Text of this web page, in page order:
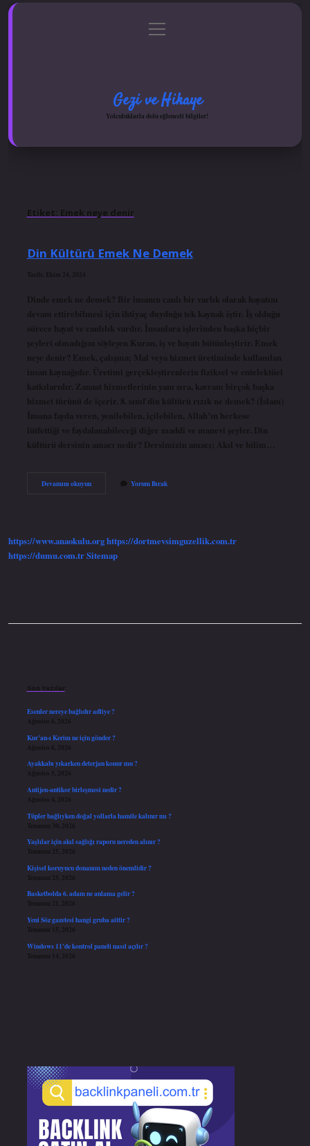
Gizlilik Politikası
menüyü
aç
Gezi ve Hikaye
Yolculuklarla dolu eğlenceli bilgiler!
Etiket: Emek neye denir
Din Kültürü Emek Ne Demek
Tarih: Ekim 24, 2024
Dinde emek ne demek? Bir insanın canlı bir varlık olarak hayatını
devam ettirebilmesi için ihtiyaç duyduğu tek kaynak iştir. İş olduğu
sürece hayat ve canlılık vardır. İnsanlara işlerinden başka hiçbir
şeyleri olmadığını söyleyen Kuran, iş ve hayatı bütünleştirir. Emek
neye denir? Emek, çalışma; Mal veya hizmet üretiminde kullanılan
insan kaynağıdır. Üretimi gerçekleştirenlerin fiziksel ve entelektüel
katkılarıdır. Zanaat hizmetlerinin yanı sıra, kavram birçok başka
hizmet türünü de içerir. 8. sınıf din kültürü rızık ne demek? (İslam)
İnsana fayda veren, yenilebilen, içilebilen, Allah’ın herkese
lütfettiği ve faydalanabileceği diğer maddi ve manevi şeyler. Din
kültürü dersinin amacı nedir? Dersimizin amacı; Akıl ve bilim…
Devamını okuyunDin
Yorum Bırak
https://www.anaokulu.orghttps://dortmevsimguzellik.com.tr
https://dumu.com.trSitemap
Son Yazılar
Esenler nereye bağlıdır adliye ?
Ağustos 6, 2026
Kur’an-ı Kerim ne için gönder ?
Ağustos 6, 2026
Ayakkabı yıkarken deterjan konur mu ?
Ağustos 5, 2026
Antijen-antikor birleşmesi nedir ?
Ağustos 4, 2026
Tüpler bağlıyken doğal yollarla hamile kalınır mı ?
Temmuz 30, 2026
Yaşlılar için akıl sağlığı raporu nereden alınır ?
Temmuz 25, 2026
Kişisel koruyucu donanım neden önemlidir ?
Temmuz 25, 2026
Basketbolda 6. adam ne anlama gelir ?
Temmuz 21, 2026
Yeni Söz gazetesi hangi gruba aittir ?
Temmuz 15, 2026
Windows 11’de kontrol paneli nasıl açılır ?
Temmuz 14, 2026